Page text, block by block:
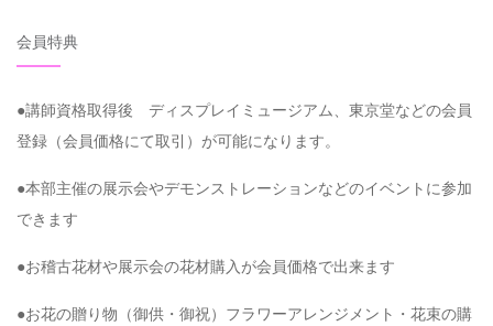
会員特典
●講師資格取得後 ディスプレイミュージアム、東京堂などの会員
登録（会員価格にて取引）が可能になります。
●本部主催の展示会やデモンストレーションなどのイベントに参加
できます
●お稽古花材や展示会の花材購入が会員価格で出来ます
●お花の贈り物（御供・御祝）フラワーアレンジメント・花束の購